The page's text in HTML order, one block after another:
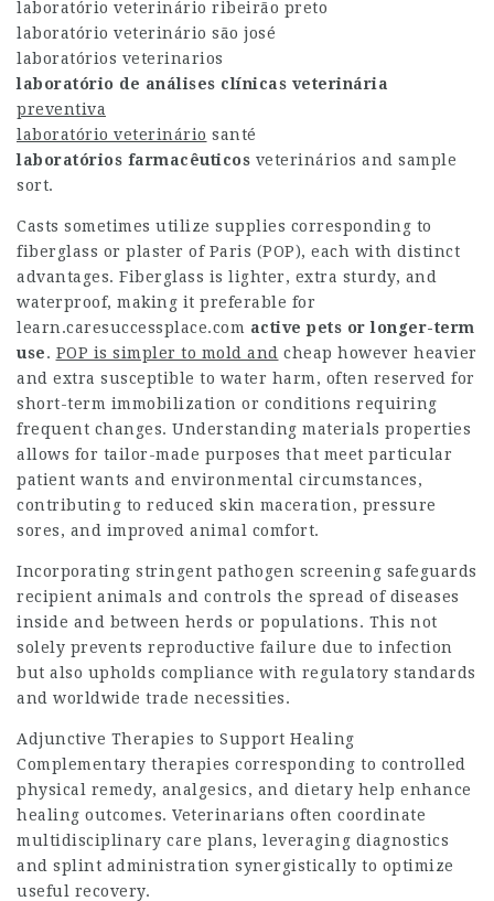
laboratório veterinário ribeirão preto
laboratório veterinário são josé
laboratórios veterinarios
laboratório de análises clínicas veterinária
preventiva
laboratório veterinário santé
laboratórios farmacêuticos veterinários and sample
sort.
Casts sometimes utilize supplies corresponding to
fiberglass or plaster of Paris (POP), each with distinct
advantages. Fiberglass is lighter, extra sturdy, and
waterproof, making it preferable for
learn.caresuccessplace.com active pets or longer-term
use. POP is simpler to mold and cheap however heavier
and extra susceptible to water harm, often reserved for
short-term immobilization or conditions requiring
frequent changes. Understanding materials properties
allows for tailor-made purposes that meet particular
patient wants and environmental circumstances,
contributing to reduced skin maceration, pressure
sores, and improved animal comfort.
Incorporating stringent pathogen screening safeguards
recipient animals and controls the spread of diseases
inside and between herds or populations. This not
solely prevents reproductive failure due to infection
but also upholds compliance with regulatory standards
and worldwide trade necessities.
Adjunctive Therapies to Support Healing
Complementary therapies corresponding to controlled
physical remedy, analgesics, and dietary help enhance
healing outcomes. Veterinarians often coordinate
multidisciplinary care plans, leveraging diagnostics
and splint administration synergistically to optimize
useful recovery.